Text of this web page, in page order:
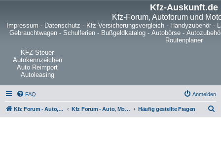
Kfz-Auskunft.de
Kfz-Forum, Autoforum und
Impressum - Datenschutz - Kfz-Versicherungsvergleich - Handyzubehör -
Gebrauchtwagen- Schulferien- Bußgeldkatalog- Autobörse-
Routenplaner
KFZ-Steuer
Autokennzeichen
Auto Reimport
Autoleasing
FAQ Anmelden
Kfz Forum - Auto, Motorrad und LKW Kfz Forum - Auto, Motorrad und LKW Häufig gestellte Fragen